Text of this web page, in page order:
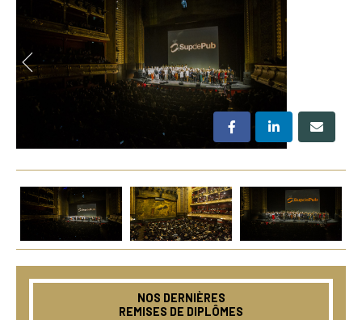
NOS DERNIÈRES
REMISES DE DIPLÔMES